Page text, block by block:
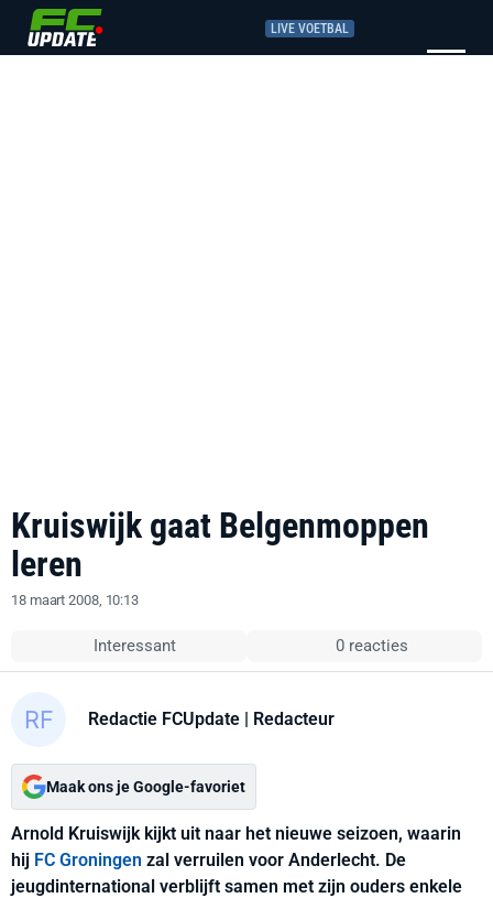
LIVE VOETBAL
Kruiswijk gaat Belgenmoppen
leren
18 maart 2008, 10:13
Interessant 0 reacties
Redactie FCUpdate | Redacteur
Maak ons je Google-favoriet
Arnold Kruiswijk kijkt uit naar het nieuwe seizoen, waarin
hij FC Groningen zal verruilen voor Anderlecht. De
jeugdinternational verblijft samen met zijn ouders enkele